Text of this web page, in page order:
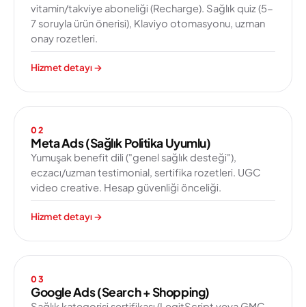
vitamin/takviye aboneliği (Recharge). Sağlık quiz (5-
7 soruyla ürün önerisi), Klaviyo otomasyonu, uzman
onay rozetleri.
Hizmet detayı→
02
Meta Ads (Sağlık Politika Uyumlu)
Yumuşak benefit dili ("genel sağlık desteği"),
eczacı/uzman testimonial, sertifika rozetleri. UGC
video creative. Hesap güvenliği önceliği.
Hizmet detayı→
03
Google Ads (Search + Shopping)